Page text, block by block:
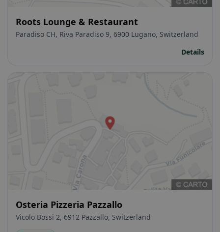
Roots Lounge & Restaurant
Paradiso CH, Riva Paradiso 9, 6900 Lugano, Switzerland
Details
Osteria Pizzeria Pazzallo
Vicolo Bossi 2, 6912 Pazzallo, Switzerland